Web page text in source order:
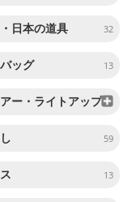
日本の道具 32
ッグ 13
ー・ライトアップ
59
13